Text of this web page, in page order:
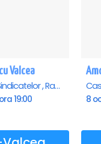
pentru public
publicului larg.
Valcea
Casa de Cultura a Sindicatelor , Ramnicu-Valcea
19:00 8